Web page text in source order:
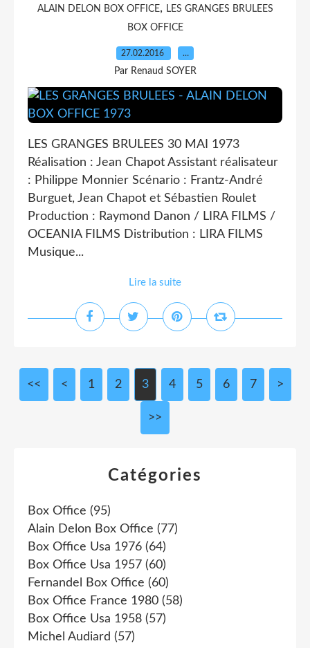
ALAIN DELON BOX OFFICE, LES GRANGES BRULEES
BOX OFFICE
27.02.2016 …
Par Renaud SOYER
LES GRANGES BRULEES 30 MAI 1973
Réalisation : Jean Chapot Assistant réalisateur
: Philippe Monnier Scénario : Frantz-André
Burguet, Jean Chapot et Sébastien Roulet
Production : Raymond Danon / LIRA FILMS /
OCEANIA FILMS Distribution : LIRA FILMS
Musique...
Lire la suite
<< < 1 2 3 4 5 6 7 >
>>
Catégories
Box Office (95)
Alain Delon Box Office (77)
Box Office Usa 1976 (64)
Box Office Usa 1957 (60)
Fernandel Box Office (60)
Box Office France 1980 (58)
Box Office Usa 1958 (57)
Michel Audiard (57)